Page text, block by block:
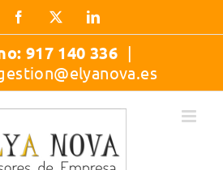
Facebook LinkedIn
917 140 336 |